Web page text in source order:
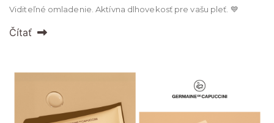
Viditeľné omladenie. Aktívna dlhovekosť pre vašu pleť. 💙
Čítať